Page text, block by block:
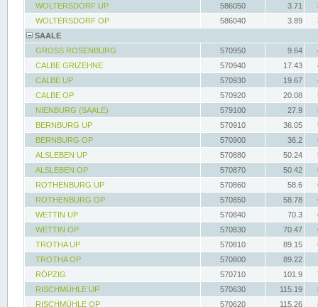
WOLTERSDORF UP
586050 3.71
WOLTERSDORF OP
586040 3.89
SAALE
GROSS ROSENBURG
570950 9.64
CALBE GRIZEHNE
570940 17.43
CALBE UP
570930 19.67
CALBE OP
570920 20.08
NIENBURG (SAALE)
579100 27.9
BERNBURG UP
570910 36.05
BERNBURG OP
570900 36.2
ALSLEBEN UP
570880 50.24
ALSLEBEN OP
570870 50.42
ROTHENBURG UP
570860 58.6
ROTHENBURG OP
570850 58.78
WETTIN UP
570840 70.3
WETTIN OP
570830 70.47
TROTHA UP
570810 89.15
TROTHA OP
570800 89.22
RÖPZIG
570710 101.9
RISCHMÜHLE UP
570630 115.19
RISCHMÜHLE OP
570620 115.26